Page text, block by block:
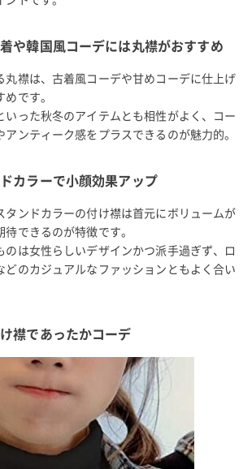
や韓国風コーデには丸襟がおすすめ
丸襟は、古着風コーデや甘めコーデに仕上げ
です。
いった秋冬のアイテムとも相性がよく、コー
ンティーク感をプラスできるのが魅力的。
カラーで小顔効果アップ
タンドカラーの付け襟は首元にボリュームが
できるのが特徴です。
のは女性らしいデザインかつ派手過ぎず、ロ
どのカジュアルなファッションともよく合い
襟であったかコーデ